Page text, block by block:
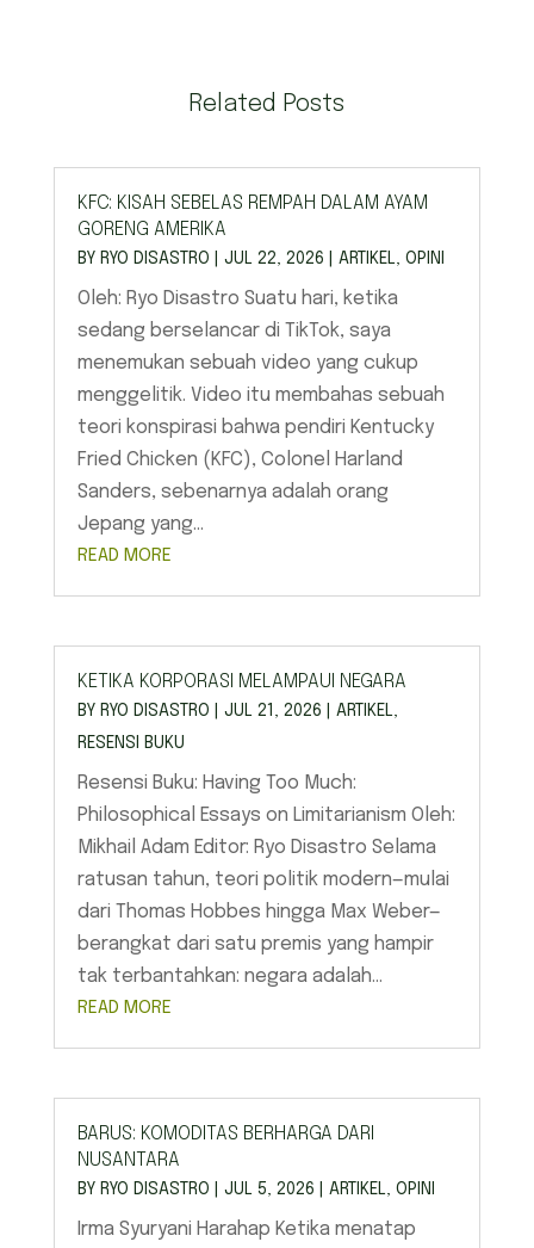
Related Posts
KFC: KISAH SEBELAS REMPAH DALAM AYAM
GORENG AMERIKA
BY RYO DISASTRO JUL 22, 2026 ARTIKEL, OPINI
Oleh: Ryo Disastro Suatu hari, ketika
sedang berselancar di TikTok, saya
menemukan sebuah video yang cukup
menggelitik. Video itu membahas sebuah
teori konspirasi bahwa pendiri Kentucky
Fried Chicken (KFC), Colonel Harland
Sanders, sebenarnya adalah orang
Jepang yang...
READ MORE
KETIKA KORPORASI MELAMPAUI NEGARA
BY RYO DISASTRO JUL 21, 2026 ARTIKEL,
RESENSI BUKU
Resensi Buku: Having Too Much:
Philosophical Essays on Limitarianism Oleh:
Mikhail Adam Editor: Ryo Disastro Selama
ratusan tahun, teori politik modern—mulai
dari Thomas Hobbes hingga Max Weber—
berangkat dari satu premis yang hampir
tak terbantahkan: negara adalah...
READ MORE
BARUS: KOMODITAS BERHARGA DARI
NUSANTARA
BY RYO DISASTRO JUL 5, 2026 ARTIKEL, OPINI
Irma Syuryani Harahap Ketika menatap